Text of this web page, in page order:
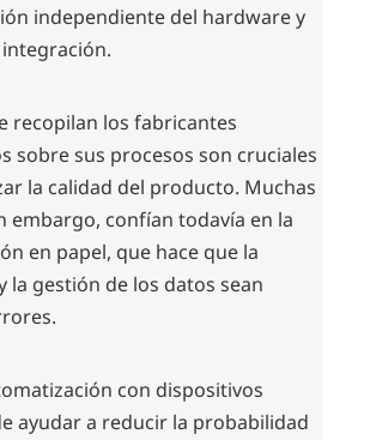
independiente del hardware y
recopilan los fabricantes
sobre sus procesos son cruciales
la calidad del producto. Muchas
embargo, confían todavía en la
en papel, que hace que la
la gestión de los datos sean
con dispositivos
ayudar a reducir la probabilidad